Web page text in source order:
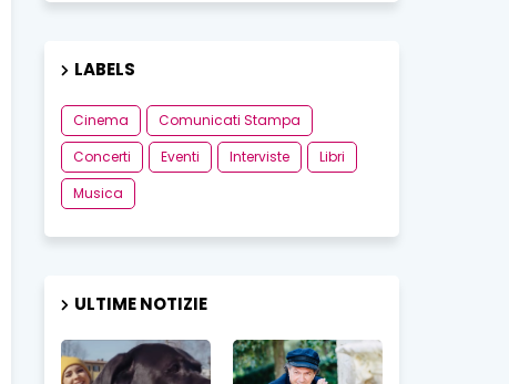
LABELS
Cinema
Comunicati Stampa
Concerti
Eventi Interviste
Libri
Musica
ULTIME NOTIZIE